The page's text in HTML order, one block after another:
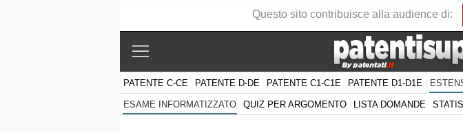
PATENTE C-CE PATENTE D-DE PATENTE C1-C1E PATENTE D1-D1E
ESAME INFORMATIZZATO QUIZ PER ARGOMENTO LISTA DOMANDE
Questo sito contribuisce alla audience di: